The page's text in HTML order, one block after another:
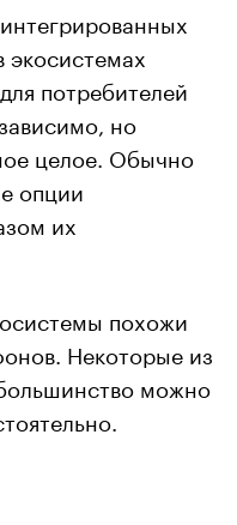
экосистемах
потребителей
но
целое. Обычно
опции
их
похожи
Некоторые из
можно